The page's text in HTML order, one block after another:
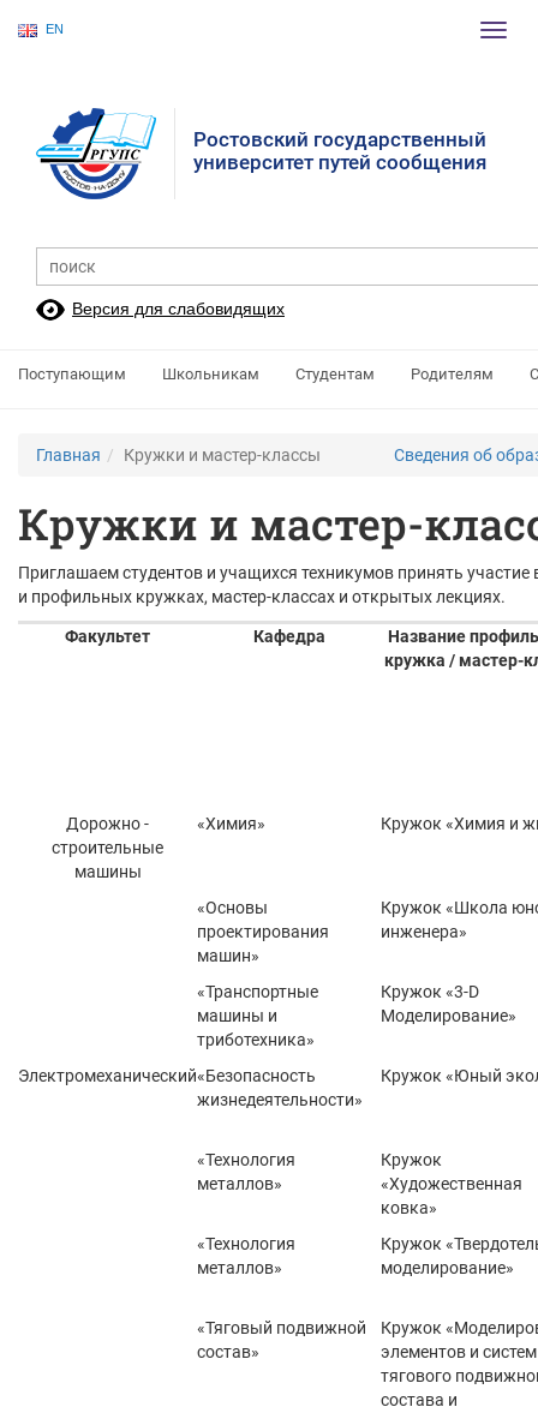
EN
Ростовский государственный
университет путей сообщения
Версия для слабовидящих
Поступающим Школьникам Студентам Родителям
Главная Кружки и мастер-классы Сведения об
Кружки и мастер-
Приглашаем студентов и учащихся техникумов принять участие
и профильных кружках, мастер-классах и открытых лекциях.
Факультет Кафедра
Название
кружка / мастер-
Дорожно -
строительные
машины
«Химия» Кружок «Химия и
«Основы
проектирования
машин»
Кружок «Школа
инженера»
«Транспортные
машины и
триботехника»
Кружок «3-D
Моделирование»
Электромеханический«Безопасность
жизнедеятельности»
Кружок «Юный
«Технология
металлов»
Кружок
«Художественная
ковка»
«Технология
металлов»
Кружок
моделирование»
«Тяговый подвижной
состав»
Кружок
элементов и систем
тягового
состава и